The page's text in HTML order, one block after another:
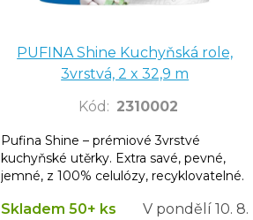
PUFINA Shine Kuchyňská role,
3vrstvá, 2 x 32,9 m
Kód : 2310002
Pufina Shine – prémiové 3vrstvé
kuchyňské utěrky. Extra savé, pevné,
jemné, z 100% celulózy, recyklovatelné.
Skladem 50+ ks V pondělí 10. 8.